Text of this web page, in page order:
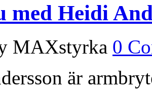
med Heidi
MAXstyrka 0
är